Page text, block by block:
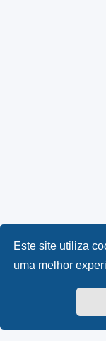
Este site utiliza
uma melhor